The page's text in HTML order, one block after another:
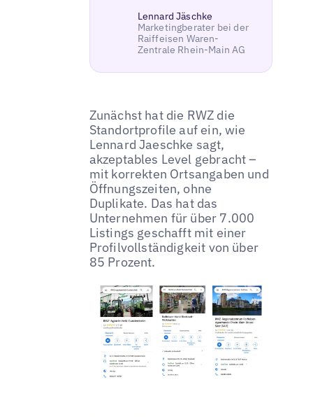
Lennard Jäschke
Marketingberater bei der
Raiffeisen Waren-
Zentrale Rhein-Main AG
Zunächst hat die RWZ die
Standortprofile auf ein, wie
Lennard Jaeschke sagt,
akzeptables Level gebracht –
mit korrekten Ortsangaben und
Öffnungszeiten, ohne
Duplikate. Das hat das
Unternehmen für über 7.000
Listings geschafft mit einer
Profilvollständigkeit von über
85 Prozent.